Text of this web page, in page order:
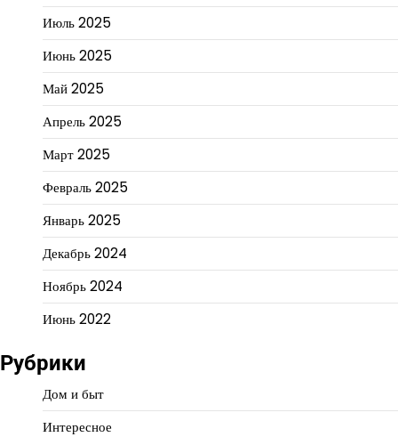
Июль 2025
Июнь 2025
Май 2025
Апрель 2025
Март 2025
Февраль 2025
Январь 2025
Декабрь 2024
Ноябрь 2024
Июнь 2022
Рубрики
Дом и быт
Интересное